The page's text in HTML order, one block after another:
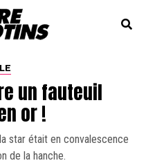
un fauteuil
or !
star était en convalescence
de la hanche.